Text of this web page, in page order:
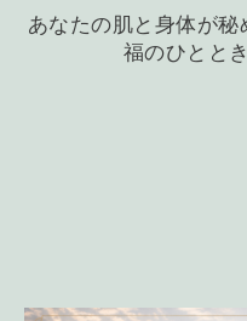
あなたの肌と身体が
福のひとと